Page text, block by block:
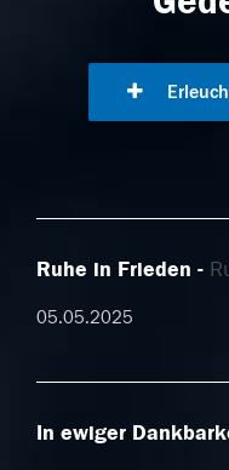
Ruhe in Frieden
05.05.2025
In ewiger